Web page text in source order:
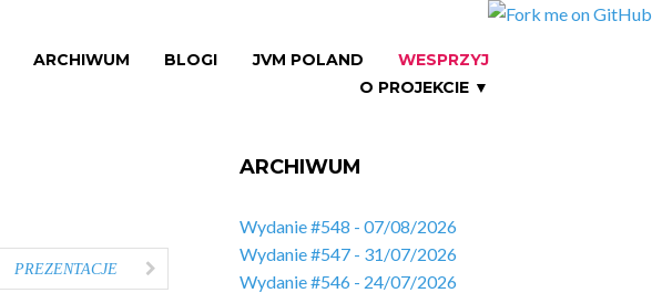
ARCHIWUM BLOGI JVM POLAND
WESPRZYJ
O PROJEKCIE ▼
PREZENTACJE
ARCHIWUM
Wydanie #548 - 07/08/2026
Wydanie #547 - 31/07/2026
Wydanie #546 - 24/07/2026